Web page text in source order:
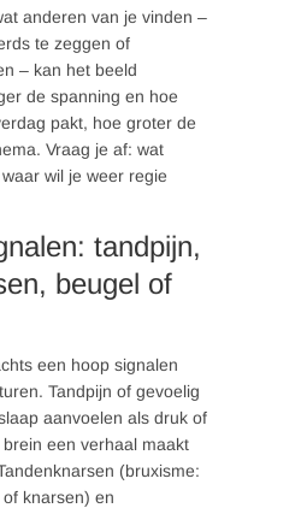
anderen van je vinden –
te zeggen of
– kan het beeld
de spanning en hoe
pakt, hoe groter de
Vraag je af: wat
wil je weer regie
tandpijn,
beugel of
een hoop signalen
Tandpijn of gevoelig
aanvoelen als druk of
een verhaal maakt
(bruxisme:
knarsen) en